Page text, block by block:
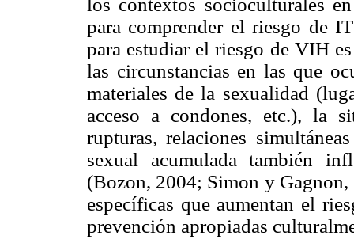
para comprender el riesgo de
para estudiar el riesgo de VIH
las circunstancias en las que
materiales de la sexualidad
acceso a condones, etc.), la
rupturas, relaciones
sexual acumulada también
(Bozon, 2004; Simon y
específicas que aumentan el
prevención apropiadas